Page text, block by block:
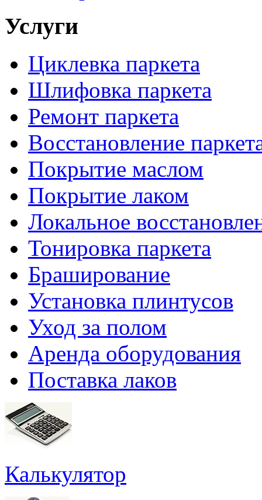
Услуги
Циклевка паркета
Шлифовка паркета
Ремонт паркета
Восстановление
Покрытие маслом
Покрытие лаком
Локальное
Тонировка паркета
Браширование
Установка плинтусов
Уход за полом
Аренда оборудования
Поставка лаков
Калькулятор